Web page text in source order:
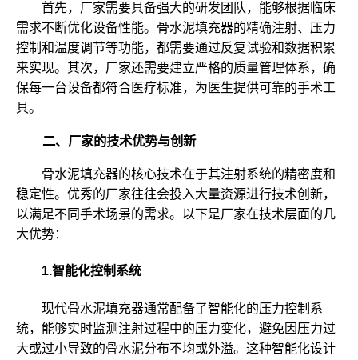
首先，厂家需要具备强大的研发团队，能够根据临床
需求不断优化设备性能。骨水泥填充器的精确注射、压力
控制和温度调节等功能，都需要通过反复试验和数据积累
来实现。其次，厂家还需要建立严格的质量管理体系，确
保每一台设备都符合医疗标准，为医生提供可靠的手术工
具。
二、厂家的技术优势与创新
骨水泥填充器的核心技术在于其注射系统的精密度和
稳定性。优秀的厂家往往会投入大量资源进行技术创新，
以满足不同手术场景的需求。以下是厂家在技术层面的几
大优势：
1.智能化控制系统
现代骨水泥填充器通常配备了智能化的压力控制系
统，能够实时监测注射过程中的压力变化，避免因压力过
大或过小导致的骨水泥分布不均或外溢。这种智能化设计